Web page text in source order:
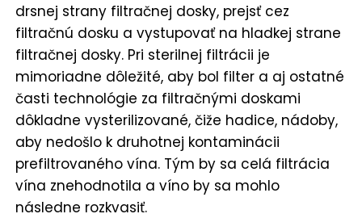
drsnej strany filtračnej dosky, prejsť cez
filtračnú dosku a vystupovať na hladkej strane
filtračnej dosky. Pri sterilnej filtrácii je
mimoriadne dôležité, aby bol filter a aj ostatné
časti technológie za filtračnými doskami
dôkladne vysterilizované, čiže hadice, nádoby,
aby nedošlo k druhotnej kontaminácii
prefiltrovaného vína. Tým by sa celá filtrácia
vína znehodnotila a víno by sa mohlo
následne rozkvasiť.